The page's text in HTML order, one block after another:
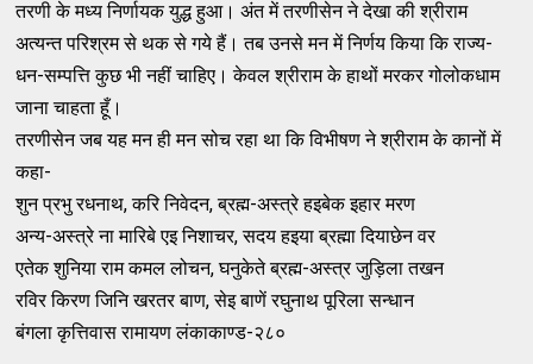
तरणी के मध्य निर्णायक युद्ध हुआ। अंत में तरणीसेन ने देखा की श्रीराम
अत्यन्त परिश्रम से थक से गये हैं। तब उनसे मन में निर्णय किया कि राज्य-
धन-सम्पत्ति कुछ भी नहीं चाहिए। केवल श्रीराम के हाथों मरकर गोलोकधाम
जाना चाहता हूँ।
तरणीसेन जब यह मन ही मन सोच रहा था कि विभीषण ने श्रीराम के कानों में
कहा-
शुन प्रभु रधनाथ, करि निवेदन, ब्रह्म-अस्त्रे हइबेक इहार मरण
अन्य-अस्त्रे ना मारिबे एइ निशाचर, सदय हइया ब्रह्मा दियाछेन वर
एतेक शुनिया राम कमल लोचन, घनुकेते ब्रह्म-अस्त्र जुड़िला तखन
रविर किरण जिनि खरतर बाण, सेइ बाणें रघुनाथ पूरिला सन्धान
बंगला कृत्तिवास रामायण लंकाकाण्ड-२८०